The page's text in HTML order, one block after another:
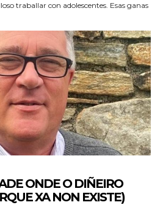
traballar con adolescentes. Esas ganas
ONDE O DIÑEIRO
XA NON EXISTE)